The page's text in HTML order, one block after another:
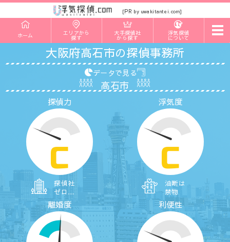
[PR by uwakitantei.com]
ホーム エリアから
探す
大手探偵社
から探す
浮気探偵
について
t
o
g
v
大阪府高石市の探偵事務所
探偵力
C
探偵社
ゼロ…
浮気度
C
油断は
禁物
データで見る
高石市
離婚度 利便性